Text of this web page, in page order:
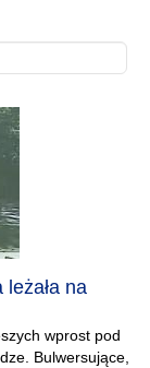
na
wprost pod
Bulwersujące,